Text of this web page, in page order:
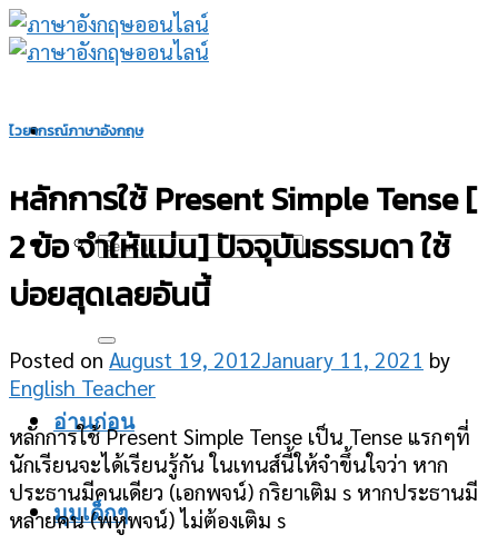
Skip
to
อ่านก่อน
มุมเด็กๆ
ไวยากรณ์ภาษาอังกฤษ
หลักการใช้ Present Simple Tense [
2 ข้อ จำให้แม่น] ปัจจุบันธรรมดา ใช้
บ่อยสุดเลยอันนี้
Posted on August 19, 2012 January 11, 2021 by
English Teacher
หลักการใช้ Present Simple Tense เป็น Tense แรกๆที่
นักเรียนจะได้เรียนรู้กัน ในเทนส์นี้ให้จำขึ้นใจว่า หาก
ประธานมีคนเดียว (เอกพจน์) กริยาเติม s หากประธานมี
หลายคน (พหูพจน์) ไม่ต้องเติม s